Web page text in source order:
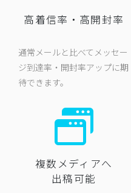
高着信率 ・ 高開封率
通常メールと比べてメッセー
ジ到達率・開封率アップに期
待できます。
複数メディアへ
出稿可能